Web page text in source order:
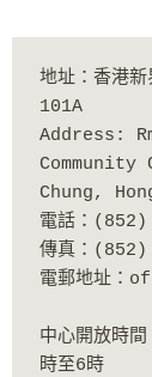
地址：香港
101A
Address:
Chung,
電話：
傳真：
電郵地址：
中心開放時
時至6時